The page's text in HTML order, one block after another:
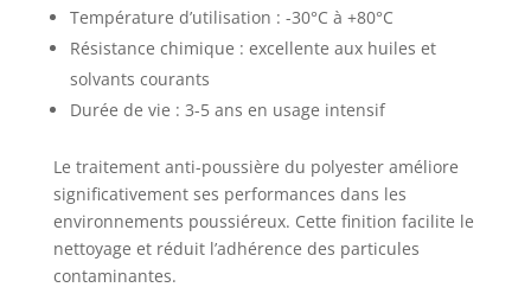
Température d’utilisation : -30°C à +80°C
Résistance chimique : excellente aux huiles et
solvants courants
Durée de vie : 3-5 ans en usage intensif
Le traitement anti-poussière du polyester améliore
significativement ses performances dans les
environnements poussiéreux. Cette finition facilite le
nettoyage et réduit l’adhérence des particules
contaminantes.